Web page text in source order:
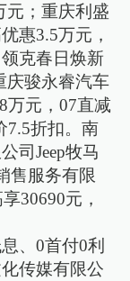
元；重庆利盛
惠3.5万元，
克春日焕新
庆骏永睿汽车
万元，07直减
7.5折扣。南
司Jeep牧马
售服务有限
30690元，
、0首付0利
传媒有限公